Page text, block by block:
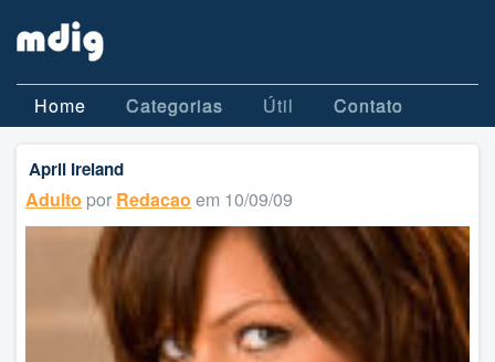
Home Categorias Útil Contato
April Ireland
Adulto por Redacao em 10/09/09